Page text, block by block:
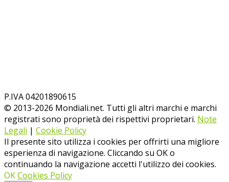
P.IVA 04201890615
© 2013-2026 Mondiali.net. Tutti gli altri marchi e marchi
registrati sono proprietà dei rispettivi proprietari. Note
Legali | Cookie Policy
Il presente sito utilizza i cookies per offrirti una migliore
esperienza di navigazione. Cliccando su OK o
continuando la navigazione accetti l'utilizzo dei cookies.
OKCookies Policy